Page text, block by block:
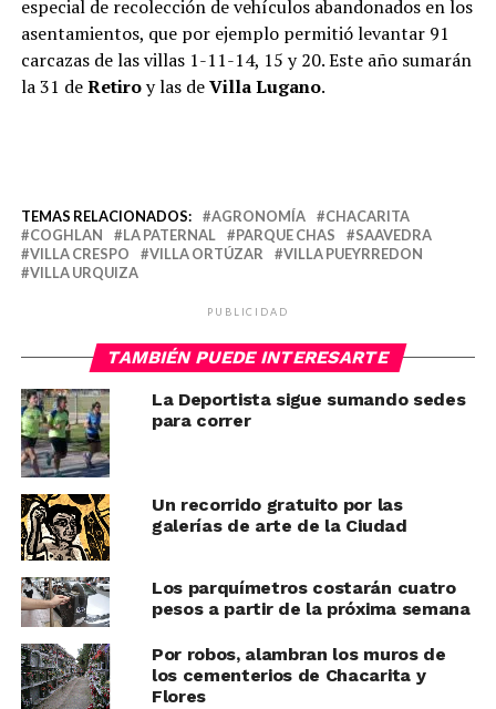
especial de recolección de vehículos abandonados en los
asentamientos, que por ejemplo permitió levantar 91
carcazas de las villas 1-11-14, 15 y 20. Este año sumarán
la 31 deRetiroy las deVilla Lugano.
TEMAS RELACIONADOS: AGRONOMÍA
CHACARITA
COGHLAN
LA PATERNAL PARQUE CHAS
SAAVEDRA
VILLA CRESPO
VILLA ORTÚZAR
VILLA PUEYRREDON
VILLA URQUIZA
PUBLICIDAD
TAMBIÉN PUEDE INTERESARTE
La Deportista sigue sumando sedes
para correr
Un recorrido gratuito por las
galerías de arte de la Ciudad
Los parquímetros costarán cuatro
pesos a partir de la próxima semana
Por robos, alambran los muros de
los cementerios de Chacarita y
Flores